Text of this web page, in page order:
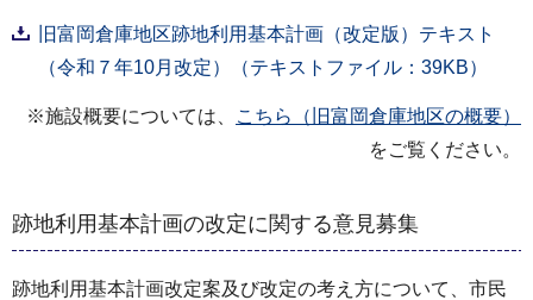
旧富岡倉庫地区跡地利用基本計画（改定版）テキスト
（令和７年10月改定）（テキストファイル：39KB）
※施設概要については、
こちら（旧富岡倉庫地区の概要）
をご覧ください。
跡地利用基本計画の改定に関する意見募集
跡地利用基本計画改定案及び改定の考え方について、市民